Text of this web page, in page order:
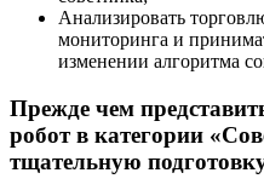
Анализировать
мониторинга и
изменении алгоритма
Прежде чем
робот в категории
тщательную